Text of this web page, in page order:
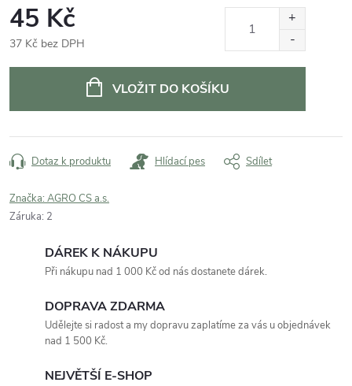
45 Kč
37 Kč bez DPH
VLOŽIT DO KOŠÍKU
Dotaz k produktu Hlídací pes Sdílet
Značka: AGRO CS a.s.
Záruka: 2
DÁREK K NÁKUPU
Při nákupu nad 1 000 Kč od nás dostanete dárek.
DOPRAVA ZDARMA
Udělejte si radost a my dopravu zaplatíme za vás u objednávek
nad 1 500 Kč.
NEJVĚTŠÍ E-SHOP